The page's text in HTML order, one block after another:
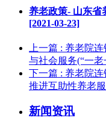
养老政策- 山东省
[2021-03-23]
上一篇 : 养老院
与社会服务(“一
下一篇 : 养老院
推进互助性养老
新闻资讯